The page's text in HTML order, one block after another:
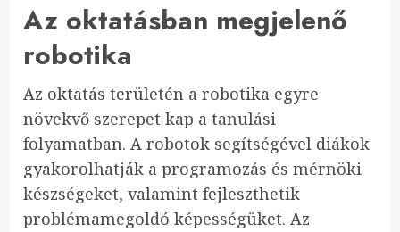
Az oktatásban megjelenő
robotika
Az oktatás területén a robotika egyre
növekvő szerepet kap a tanulási
folyamatban. A robotok segítségével diákok
gyakorolhatják a programozás és mérnöki
készségeket, valamint fejleszthetik
problémamegoldó képességüket. Az